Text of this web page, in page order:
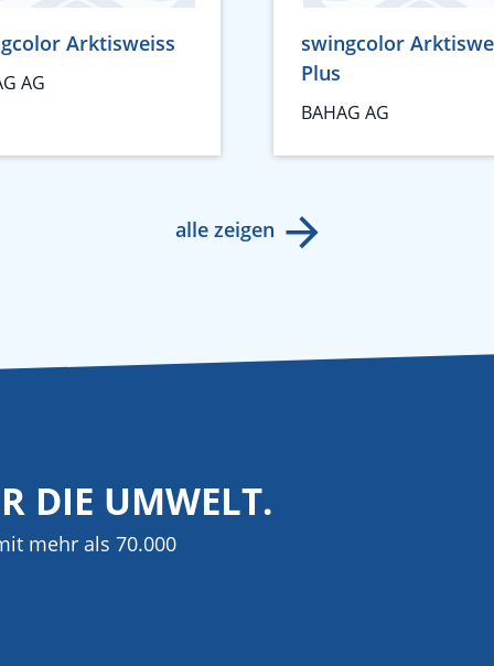
Arktisweiss
AG
swingcolor
Plus
BAHAG AG
alle zeigen
DIE UMWELT.
mehr als 70.000